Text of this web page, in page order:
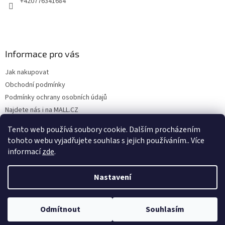
Tento web používá soubory cookie. Dalším procházením
tohoto webu vyjadřujete souhlas s jejich používáním.. Více
informacízde.
Nastavení
Odmítnout Souhlasím
Informace pro vás
Jak nakupovat
Obchodní podmínky
Podmínky ochrany osobních údajů
Najdete nás i na MALL.CZ
Formulář pro uplatnění reklamace
Vytvořil Shoptet
Copyright 2026SP TREND . Všechna práva vyhrazena.